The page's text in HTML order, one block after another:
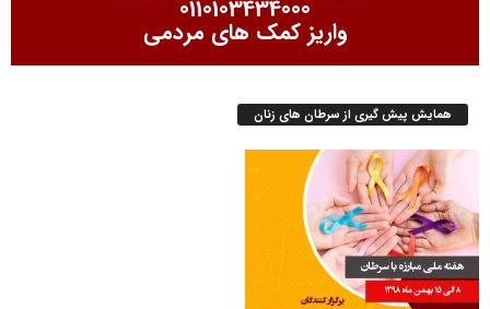
0110103434000
واریز کمک های مردمی
همایش پیش گیری از سرطان های زنان